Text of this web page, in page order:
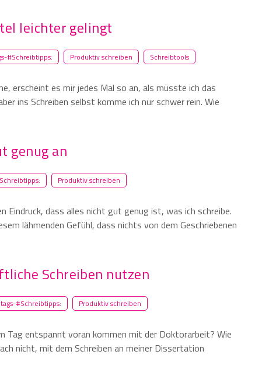
leichter gelingt
#Schreibtipps: Produktiv schreiben Schreibtools
erscheint es mir jedes Mal so an, als müsste ich das
ins Schreiben selbst komme ich nur schwer rein. Wie
genug an
Produktiv schreiben
dass alles nicht gut genug ist, was ich schreibe.
lähmenden Gefühl, dass nichts von dem Geschriebenen
Schreiben nutzen
#Schreibtipps: Produktiv schreiben
Tag entspannt voran kommen mit der Doktorarbeit? Wie
nicht, mit dem Schreiben an meiner Dissertation